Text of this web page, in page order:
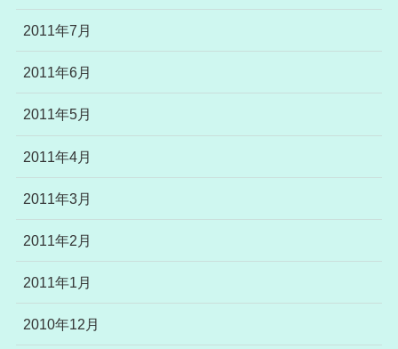
2011年7月
2011年6月
2011年5月
2011年4月
2011年3月
2011年2月
2011年1月
2010年12月